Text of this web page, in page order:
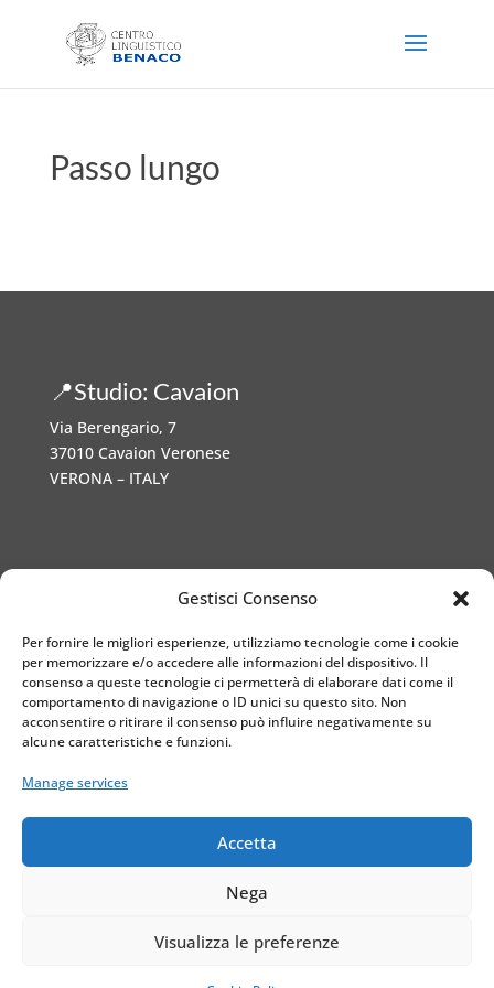
Gestisci Consenso
Per fornire le migliori esperienze, utilizziamo tecnologie come i cookie
per memorizzare e/o accedere alle informazioni del dispositivo. Il
consenso a queste tecnologie ci permetterà di elaborare dati come il
comportamento di navigazione o ID unici su questo sito. Non
acconsentire o ritirare il consenso può influire negativamente su
alcune caratteristiche e funzioni.
Manage services
Accetta
Nega
Visualizza le preferenze
Passo lungo
📍Studio: Cavaion
Via Berengario, 7
37010 Cavaion Veronese
VERONA – ITALY
Prof. Luigi Malfatti
+39 347 5276 353
benaco@centrolinguebenac
Privacy – Cookie Policy
Centro Linguistico Benaco – All Rights Reserved.